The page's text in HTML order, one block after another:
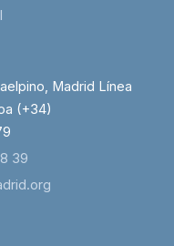
Madrid Línea
(+34)
39